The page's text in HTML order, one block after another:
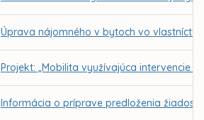
Úprava nájomného v bytoch vo
Projekt: „Mobilita využívajúca intervencie
Informácia o príprave predloženia